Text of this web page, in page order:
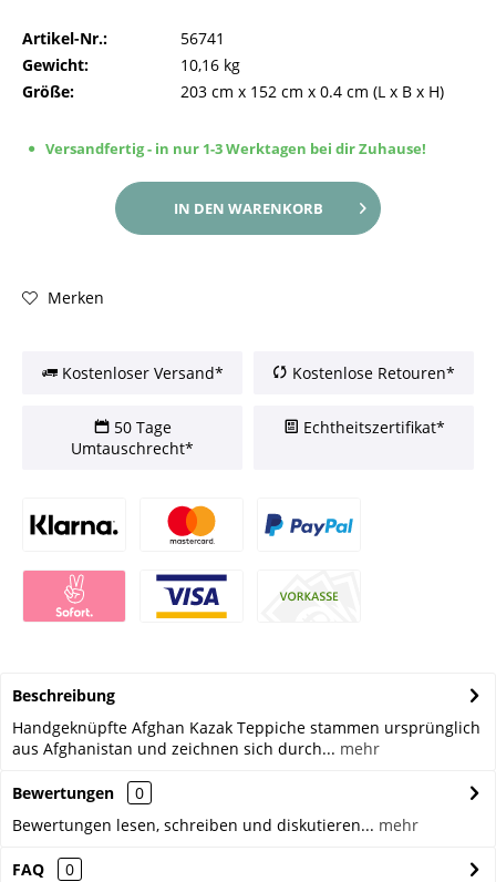
Artikel-Nr.:
56741
Gewicht:
10,16 kg
Größe:
203 cm x 152 cm x 0.4 cm (L x B x H)
Versandfertig - in nur 1-3 Werktagen bei dir Zuhause!
IN DEN WARENKORB
Merken
Kostenloser Versand* Kostenlose Retouren*
50 Tage
Umtauschrecht*
Echtheitszertifikat*
Beschreibung
Handgeknüpfte Afghan Kazak Teppiche stammen ursprünglich
aus Afghanistan und zeichnen sich durch... mehr
Bewertungen
0
Bewertungen lesen, schreiben und diskutieren... mehr
FAQ
0